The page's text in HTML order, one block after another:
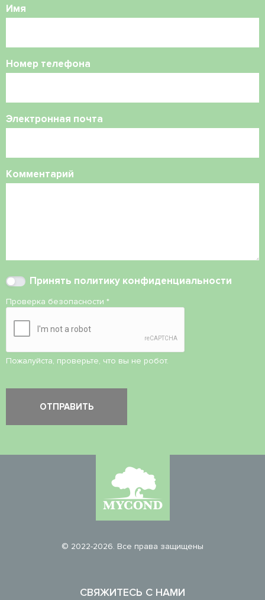
Имя
Номер телефона
Электронная почта
Комментарий
Принять политику конфиденциальности
Проверка безопасности *
Пожалуйста, проверьте, что вы не робот.
© 2022-2026. Все права защищены
СВЯЖИТЕСЬ С НАМИ